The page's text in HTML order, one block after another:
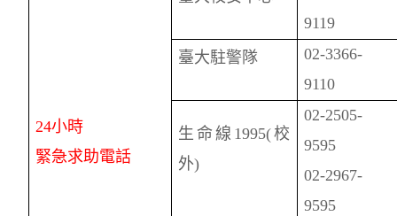
24小時
緊急求助電話
9119
臺大駐警隊
02-3366-
9110
生命線1995(校
外)
02-2505-
9595
02-2967-
9595